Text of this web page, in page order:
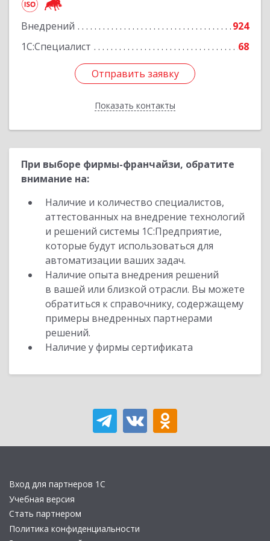
Внедрений
924
1С:Специалист
68
Отправить заявку
Показать контакты
Отправить заявку
Назад
При выборе фирмы-франчайзи, обратите
внимание на:
Наличие и количество специалистов,
аттестованных на внедрение технологий
и решений системы 1С:Предприятие,
которые будут использоваться для
автоматизации ваших задач.
Наличие опыта внедрения решений
в вашей или близкой отрасли. Вы можете
обратиться к справочнику, содержащему
примеры внедренных партнерами
решений.
Наличие у фирмы сертификата
Вход для партнеров 1С
Учебная версия
Стать партнером
Политика конфиденциальности